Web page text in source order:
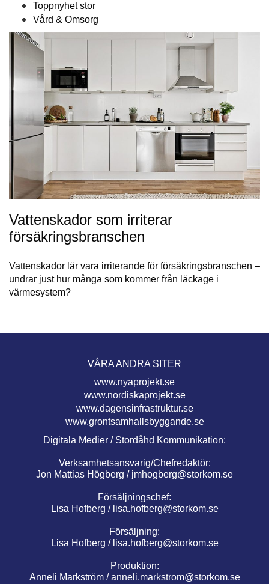
Toppnyhet stor
Vård & Omsorg
Vattenskador som irriterar
försäkringsbranschen
Vattenskador lär vara irriterande för försäkringsbranschen –
undrar just hur många som kommer från läckage i
värmesystem?
VÅRA ANDRA SITER
www.nyaprojekt.se
www.nordiskaprojekt.se
www.dagensinfrastruktur.se
www.grontsamhallsbyggande.se
Digitala Medier / Stordåhd Kommunikation:
Verksamhetsansvarig/Chefredaktör:
Jon Mattias Högberg / jmhogberg@storkom.se
Försäljningschef:
Lisa Hofberg / lisa.hofberg@storkom.se
Försäljning:
Lisa Hofberg / lisa.hofberg@storkom.se
Produktion:
Anneli Markström /anneli.markstrom@storkom.se